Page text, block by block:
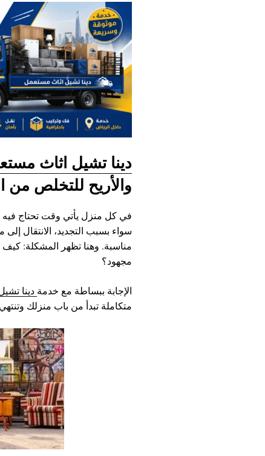
دينا تشيل اثاث
والأريح للتخلص من
في كل منزل يأتي وقت تحتاج فيه
سواء بسبب التجديد، الانتقال
مناسبة. وهنا تظهر المشكلة:
مجهود؟
الإجابة ببساطة مع خدمة دينا
متكاملة تبدأ من باب منزلك